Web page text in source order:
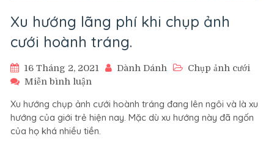
Xu hướng lãng phí khi chụp ảnh
cưới hoành tráng.
16 Tháng 2, 2021 Dành Dánh
Chụp ảnh cưới
Miễn bình luận
hướng
lãng
phí
Xu hướng chụp ảnh cưới hoành tráng đang lên ngôi và là xu
hướng của giới trẻ hiện nay. Mặc dù xu hướng này đã ngốn
của họ khá nhiều tiền.